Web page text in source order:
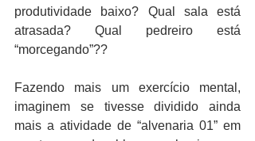
produtividade baixo? Qual sala está
atrasada? Qual pedreiro está
“morcegando”??
Fazendo mais um exercício mental,
imaginem se tivesse dividido ainda
mais a atividade de “alvenaria 01” em